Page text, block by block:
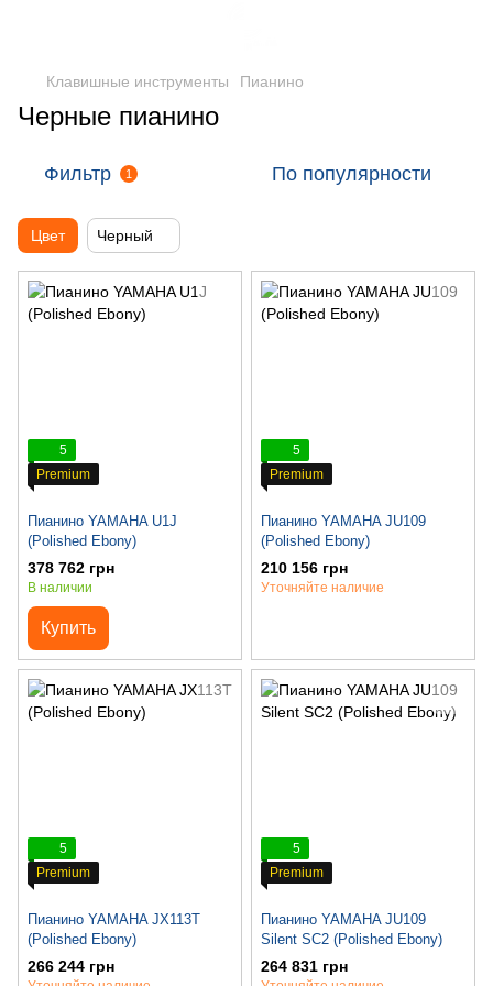
Клавишные инструменты Пианино
Черные пианино
Фильтр 1 По популярности
Цвет Черный
5
Premium
Пианино YAMAHA U1J
(Polished Ebony)
378 762 грн
В наличии
Купить
5
Premium
Пианино YAMAHA JU109
(Polished Ebony)
210 156 грн
Уточняйте наличие
5
Premium
Пианино YAMAHA JX113T
(Polished Ebony)
266 244 грн
5
Premium
Пианино YAMAHA JU109
Silent SC2 (Polished Ebony)
264 831 грн